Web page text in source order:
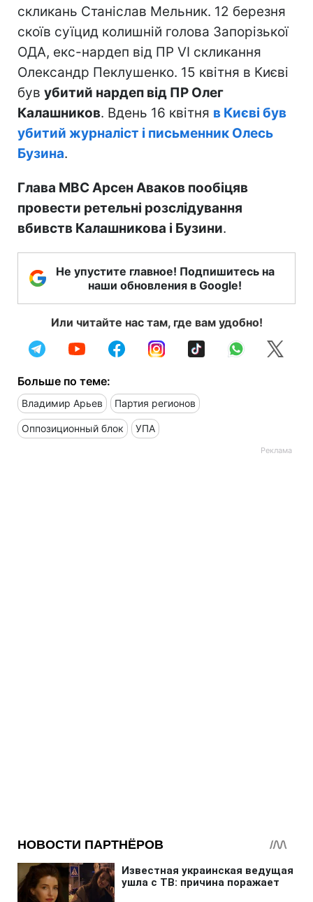
скликань Станіслав Мельник. 12 березня
скоїв суїцид колишній голова Запорізької
ОДА, екс-нардеп від ПР VI скликання
Олександр Пеклушенко. 15 квітня в Києві
був убитий нардеп від ПР Олег
Калашников. Вдень 16 квітня в Києві був
убитий журналіст і письменник Олесь
Бузина.
Глава МВС Арсен Аваков пообіцяв
провести ретельні розслідування
вбивств Калашникова і Бузини.
Не упустите главное! Подпишитесь на
наши обновления в Google!
Или читайте нас там, где вам удобно!
Больше по теме:
Владимир Арьев Партия регионов
Оппозиционный блок УПА